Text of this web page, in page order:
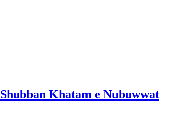
Shubban Khatam e Nubuwwat شبان ختم نبوت Shubban Khatam e Nubuwwat